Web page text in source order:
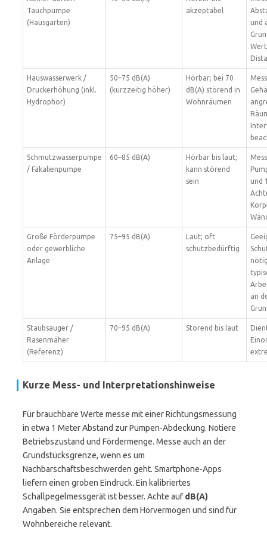
Tauchpumpe
(Hausgarten)
akzeptabel
und
Hauswasserwerk /
Druckerhöhung (inkl.
Hydrophor)
50–75 dB(A)
(kurzzeitig höher)
Hörbar; bei 70
dB(A) störend in
Wohnräumen
Schmutzwasserpumpe
/ Fäkalienpumpe
60–85 dB(A)
Hörbar bis laut;
kann störend
sein
und
Große Förderpumpe
oder gewerbliche
Anlage
75–95 dB(A)
Laut; oft
schutzbedürftig
an
Staubsauger /
Rasenmäher
(Referenz)
70–95 dB(A) Störend bis laut
Kurze Mess- und Interpretationshinweise
Für brauchbare Werte messe mit einer Richtungsmessung
in etwa 1 Meter Abstand zur Pumpen-Abdeckung. Notiere
Betriebszustand und Fördermenge. Messe auch an der
Grundstücksgrenze, wenn es um
Nachbarschaftsbeschwerden geht. Smartphone-Apps
liefern einen groben Eindruck. Ein kalibriertes
Schallpegelmessgerät ist besser. Achte auf dB(A)
Angaben. Sie entsprechen dem Hörvermögen und sind für
Wohnbereiche relevant.